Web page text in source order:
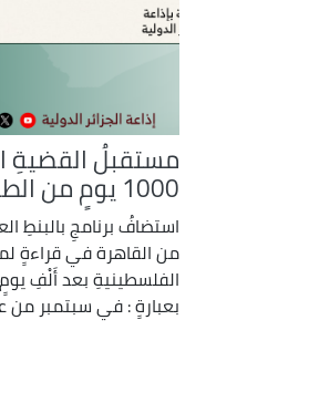
مستقبلُ القضيةِ
1000 يومٍ من الطوفان
استضافُ برنامجِ بالبنطِ
من القاهرة في قراءةٍ
الفلسطينيةِ بعد أَلْفِ
بعبارةٍ : في سبتمبر من عامِ 2023،